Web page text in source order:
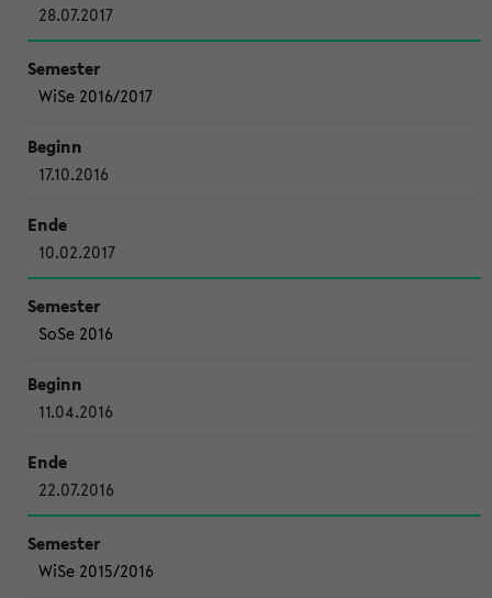
28.07.2017
WiSe 2016/2017
17.10.2016
10.02.2017
SoSe 2016
11.04.2016
22.07.2016
WiSe 2015/2016